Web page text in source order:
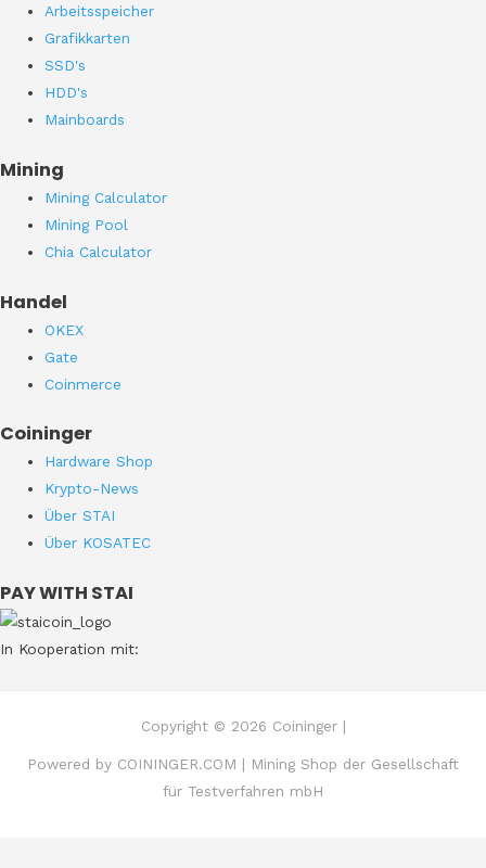
Arbeitsspeicher
Grafikkarten
SSD's
HDD's
Mainboards
Mining
Mining Calculator
Mining Pool
Chia Calculator
Handel
OKEX
Gate
Coinmerce
Coininger
Hardware Shop
Krypto-News
Über STAI
Über KOSATEC
PAY WITH STAI
In Kooperation mit:
Copyright © 2026 Coininger |
Powered by COININGER.COM | Mining Shop der Gesellschaft
für Testverfahren mbH